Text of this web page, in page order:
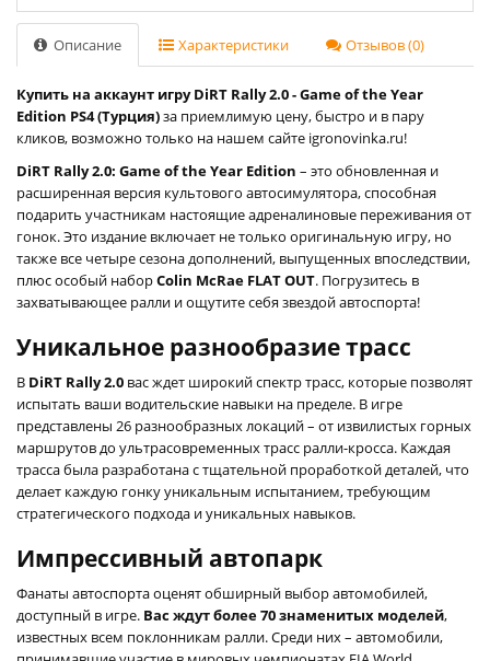
Описание Характеристики Отзывов (0)
Купить на аккаунт игру DiRT Rally 2.0 - Game of the Year
Edition PS4 (Турция)за приемлимую цену, быстро и в пару
кликов, возможно только на нашем сайте igronovinka.ru!
DiRT Rally 2.0: Game of the Year Edition – это обновленная и
расширенная версия культового автосимулятора, способная
подарить участникам настоящие адреналиновые переживания от
гонок. Это издание включает не только оригинальную игру, но
также все четыре сезона дополнений, выпущенных впоследствии,
плюс особый наборColin McRae FLAT OUT. Погрузитесь в
захватывающее ралли и ощутите себя звездой автоспорта!
Уникальное разнообразие трасс
В DiRT Rally 2.0 вас ждет широкий спектр трасс, которые позволят
испытать ваши водительские навыки на пределе. В игре
представлены 26 разнообразных локаций – от извилистых горных
маршрутов до ультрасовременных трасс ралли-кросса. Каждая
трасса была разработана с тщательной проработкой деталей, что
делает каждую гонку уникальным испытанием, требующим
стратегического подхода и уникальных навыков.
Импрессивный автопарк
Фанаты автоспорта оценят обширный выбор автомобилей,
доступный в игре. Вас ждут более 70 знаменитых моделей,
известных всем поклонникам ралли. Среди них – автомобили,